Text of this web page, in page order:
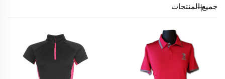
جميع المنتجات